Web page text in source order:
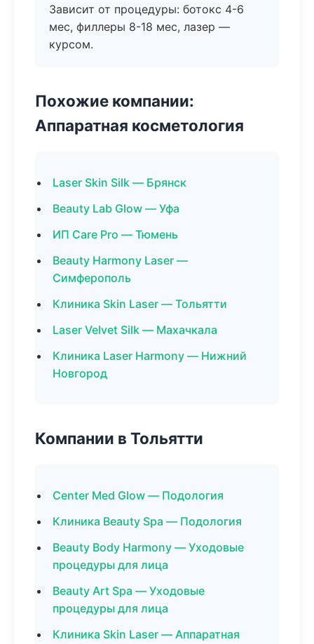
Зависит от процедуры: ботокс 4-6
мес, филлеры 8-18 мес, лазер —
курсом.
Похожие компании:
Аппаратная косметология
Laser Skin Silk — Брянск
Beauty Lab Glow — Уфа
ИП Care Pro — Тюмень
Beauty Harmony Laser —
Симферополь
Клиника Skin Laser — Тольятти
Laser Velvet Silk — Махачкала
Клиника Laser Harmony — Нижний
Новгород
Компании в Тольятти
Center Med Glow — Подология
Клиника Beauty Spa — Подология
Beauty Body Harmony — Уходовые
процедуры для лица
Beauty Art Spa — Уходовые
процедуры для лица
Клиника Skin Laser — Аппаратная